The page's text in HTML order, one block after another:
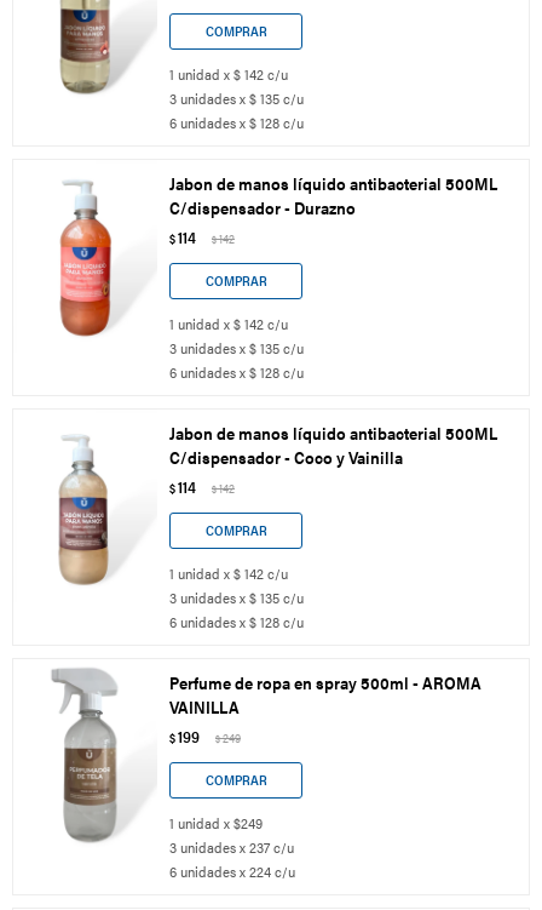
1 unidad x $ 142 c/u
3 unidades x $ 135 c/u
6 unidades x $ 128 c/u
Jabon de manos líquido antibacterial 500ML
C/dispensador - Durazno
$114 $142
1 unidad x $ 142 c/u
3 unidades x $ 135 c/u
6 unidades x $ 128 c/u
Jabon de manos líquido antibacterial 500ML
C/dispensador - Coco y Vainilla
$114 $142
1 unidad x $ 142 c/u
3 unidades x $ 135 c/u
6 unidades x $ 128 c/u
Perfume de ropa en spray 500ml - AROMA
VAINILLA
$199 $249
1 unidad x $249
3 unidades x 237 c/u
6 unidades x 224 c/u